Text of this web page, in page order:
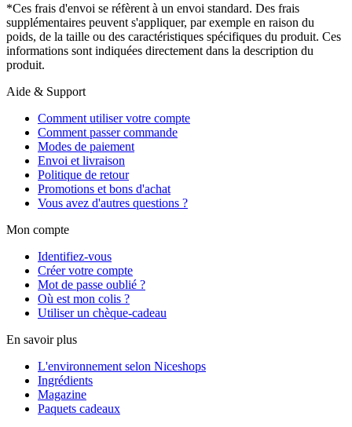
*Ces frais d'envoi se réfèrent à un envoi standard. Des frais
supplémentaires peuvent s'appliquer, par exemple en raison du
poids, de la taille ou des caractéristiques spécifiques du produit. Ces
informations sont indiquées directement dans la description du
produit.
Aide & Support
Comment utiliser votre compte
Comment passer commande
Modes de paiement
Envoi et livraison
Politique de retour
Promotions et bons d'achat
Vous avez d'autres questions ?
Mon compte
Identifiez-vous
Créer votre compte
Mot de passe oublié ?
Où est mon colis ?
Utiliser un chèque-cadeau
En savoir plus
L'environnement selon Niceshops
Ingrédients
Magazine
Paquets cadeaux